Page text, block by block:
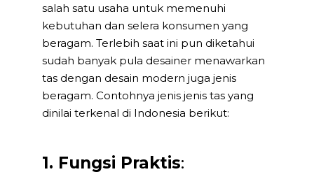
salah satu usaha untuk memenuhi
kebutuhan dan selera konsumen yang
beragam. Terlebih saat ini pun diketahui
sudah banyak pula desainer menawarkan
tas dengan desain modern juga jenis
beragam. Contohnya jenis jenis tas yang
dinilai terkenal di Indonesia berikut:
1. Fungsi Praktis: